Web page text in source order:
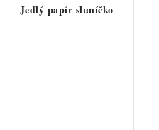
Jedlý papír sluníčko